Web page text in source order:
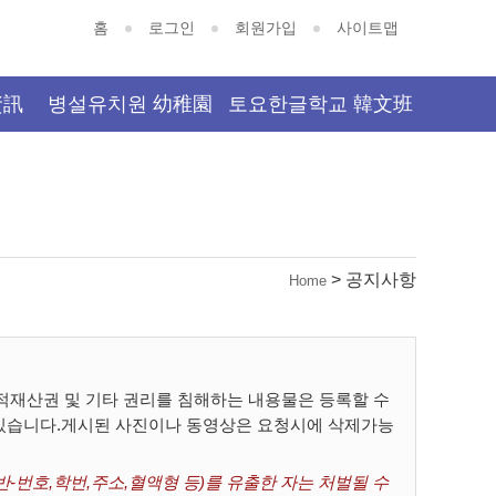
홈 로그인 회원가입 사이트맵
병설유치원 幼稚園 토요한글학교 韓文班
Home > 공지사항
산권 및 기타 권리를 침해하는 내용물은 등록할 수
니다.게시된 사진이나 동영상은 요청시에 삭제가능
번호,학번,주소,혈액형 등)를 유출한 자는 처벌될 수